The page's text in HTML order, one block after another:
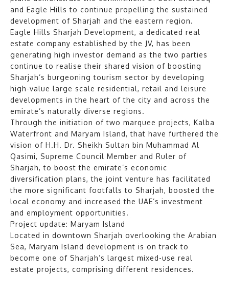
and Eagle Hills to continue propelling the sustained
development of Sharjah and the eastern region.
Eagle Hills Sharjah Development, a dedicated real
estate company established by the JV, has been
generating high investor demand as the two parties
continue to realise their shared vision of boosting
Sharjah’s burgeoning tourism sector by developing
high-value large scale residential, retail and leisure
developments in the heart of the city and across the
emirate’s naturally diverse regions.
Through the initiation of two marquee projects, Kalba
Waterfront and Maryam Island, that have furthered the
vision of H.H. Dr. Sheikh Sultan bin Muhammad Al
Qasimi, Supreme Council Member and Ruler of
Sharjah, to boost the emirate’s economic
diversification plans, the joint venture has facilitated
the more significant footfalls to Sharjah, boosted the
local economy and increased the UAE’s investment
and employment opportunities.
Project update: Maryam Island
Located in downtown Sharjah overlooking the Arabian
Sea, Maryam Island development is on track to
become one of Sharjah’s largest mixed-use real
estate projects, comprising different residences.